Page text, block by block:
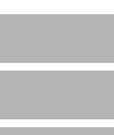
charte qui encadre nos actions